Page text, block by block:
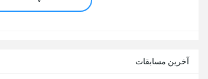
آخرین مسابقات